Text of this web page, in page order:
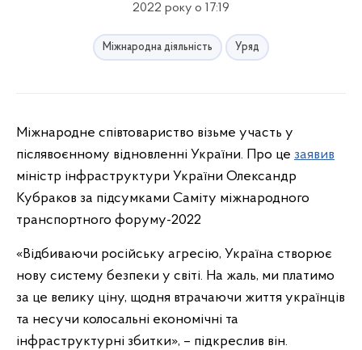
2022 року о 17:19
Міжнародна діяльність Уряд
Міжнародне співтовариство візьме участь у
післявоєнному відновленні України. Про це заявив
міністр інфраструктури України Олександр
Кубраков за підсумками Саміту міжнародного
транспортного форуму-2022
«Відбиваючи російську агресію, Україна створює
нову систему безпеки у світі. На жаль, ми платимо
за це велику ціну, щодня втрачаючи життя українців
та несучи колосальні економічні та
інфраструктурні збитки», – підкреслив він.